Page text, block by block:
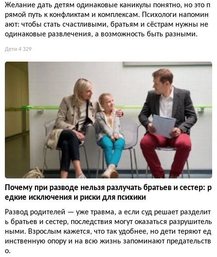
Желание дать детям одинаковые каникулы понятно, но это п
рямой путь к конфликтам и комплексам. Психологи напомин
ают: чтобы стать счастливыми, братьям и сёстрам нужны не
одинаковые развлечения, а возможность быть разными.
Дети 4 329
Почему при разводе нельзя разлучать братьев и сестер: р
едкие исключения и риски для психики
Развод родителей — уже травма, а если суд решает разделит
ь братьев и сестер, последствия могут оказаться разрушитель
ными. Взрослым кажется, что так удобнее, но дети теряют ед
инственную опору и на всю жизнь запоминают предательств
о.